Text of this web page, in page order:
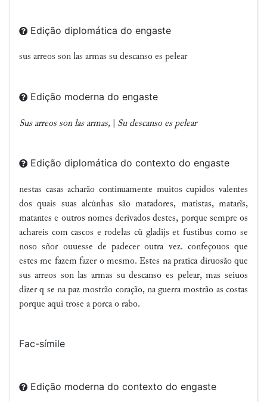
Edição diplomática do engaste
sus arreos son las armas su descanso es pelear
Edição moderna do engaste
Sus arreos son las armas, Su descanso es pelear
Edição diplomática do contexto do engaste
nestas casas acharão continuamente muitos cupidos valentes
dos quais suas alcúnhas são matadores, matistas, matarĩs,
matantes e outros nomes derivados destes, porque sempre os
achareis com cascos e rodelas cũ gladijs et fustibus como se
noso sñor ouuesse de padecer outra vez. confeçouos que
estes me fazem fazer o mesmo. Estes na pratica diruosão que
sus arreos son las armas su descanso es pelear, mas seiuos
dizer q se na paz mostrão coração, na guerra mostrão as costas
porque aqui trose a porca o rabo.
Fac-símile
Edição moderna do contexto do engaste